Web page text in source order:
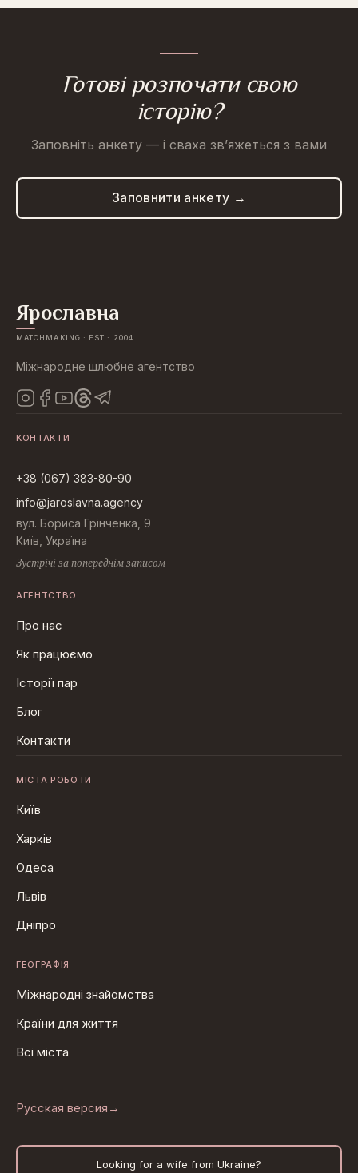
Готові розпочати свою
історію?
Заповніть анкету — і сваха зв’яжеться з вами
Заповнити анкету →
Ярославна
MATCHMAKING · EST · 2004
Міжнародне шлюбне агентство
КОНТАКТИ
+38 (067) 383-80-90
info@jaroslavna.agency
вул. Бориса Грінченка, 9
Київ, Україна
Зустрічі за попереднім записом
АГЕНТСТВО
Про нас
Як працюємо
Історії пар
Блог
Контакти
МІСТА РОБОТИ
Київ
Харків
Одеса
Львів
Дніпро
ГЕОГРАФІЯ
Міжнародні знайомства
Країни для життя
Всі міста
Русская версия →
Looking for a wife from Ukraine?